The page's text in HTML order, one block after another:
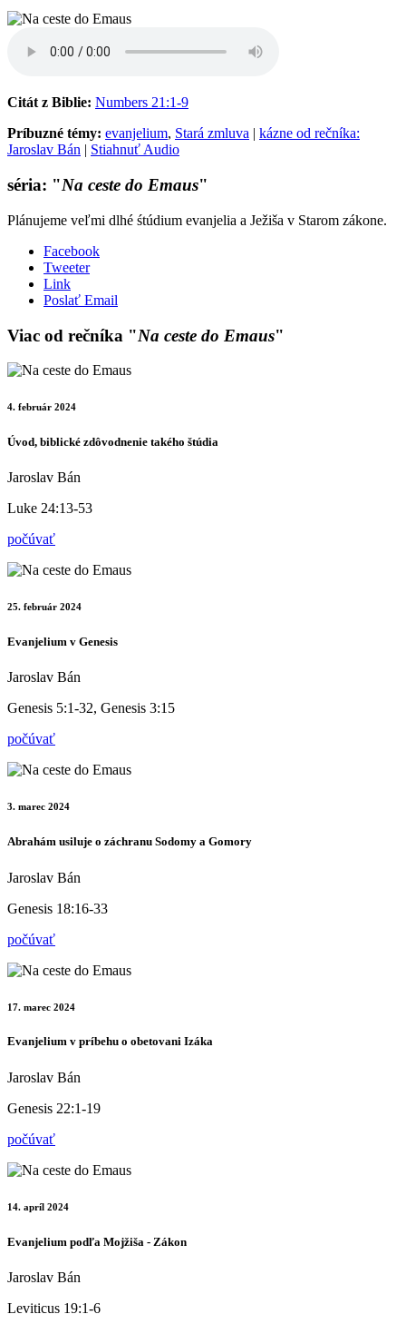
Citát z Biblie: Numbers 21:1-9
Príbuzné témy: evanjelium, Stará zmluva | kázne od rečníka:
Jaroslav Bán | Stiahnuť Audio
séria: "Na ceste do Emaus"
Plánujeme veľmi dlhé śtúdium evanjelia a Ježiša v Starom zákone.
Facebook
Tweeter
Link
Poslať Email
Viac od rečníka "Na ceste do Emaus"
4. február 2024
Úvod, biblické zdôvodnenie takého štúdia
Jaroslav Bán
Luke 24:13-53
počúvať
25. február 2024
Evanjelium v Genesis
Jaroslav Bán
Genesis 5:1-32, Genesis 3:15
počúvať
3. marec 2024
Abrahám usiluje o záchranu Sodomy a Gomory
Jaroslav Bán
Genesis 18:16-33
počúvať
17. marec 2024
Evanjelium v príbehu o obetovani Izáka
Jaroslav Bán
Genesis 22:1-19
počúvať
14. apríl 2024
Evanjelium podľa Mojžiša - Zákon
Jaroslav Bán
Leviticus 19:1-6